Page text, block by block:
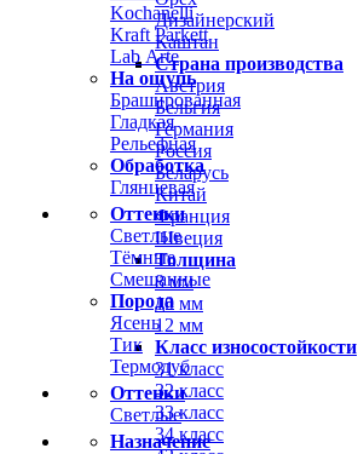
Kochanelli
Kraft Parkett
Lab Arte
На ощупь
Брашированная
Гладкая
Рельефная
Обработка
Глянцевая
Оттенки
Светлые
Тёмные
Смешанные
Порода
Ясень
Тик
Термодуб
Оттенки
Светлые
Назначение
Дизайнерский
Каштан
Страна производства
Австрия
Бельгия
Германия
Россия
Беларусь
Китай
Франция
Швеция
Толщина
8 мм
10 мм
12 мм
Класс износостойкости
31 класс
32 класс
33 класс
34 класс